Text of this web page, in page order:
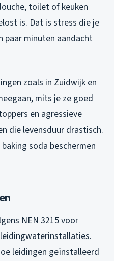
toilet of keuken
is. Dat is stress die je
paar minuten aandacht
zoals in Zuidwijk en
mits je ze goed
en agressieve
die levensduur drastisch.
soda beschermen
NEN 3215 voor
leidingen geïnstalleerd